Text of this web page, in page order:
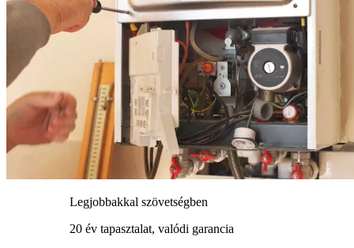
Legjobbakkal szövetségben
20 év tapasztalat, valódi garancia